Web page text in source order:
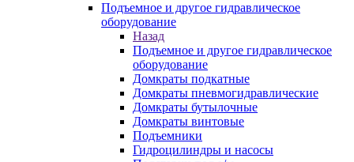
Подъемное и другое гидравлическое
оборудование
Назад
Подъемное и другое гидравлическое
оборудование
Домкраты подкатные
Домкраты пневмогидравлические
Домкраты бутылочные
Домкраты винтовые
Подъемники
Гидроцилиндры и насосы